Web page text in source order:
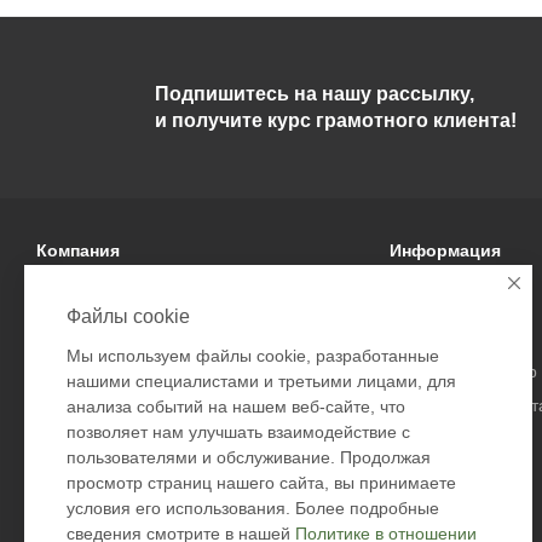
Подпишитесь на нашу рассылку,
и получите курс грамотного клиента!
Компания
О компании
Подарочные сертификаты
Информация
Гарантия на товар
Безопасность
Возврат товара
Контакты
Файлы cookie
Мы используем файлы cookie, разработанные
нашими специалистами и третьими лицами, для
анализа событий на нашем веб-сайте, что
позволяет нам улучшать взаимодействие с
пользователями и обслуживание. Продолжая
просмотр страниц нашего сайта, вы принимаете
условия его использования. Более подробные
сведения смотрите в нашей Политике в отношении